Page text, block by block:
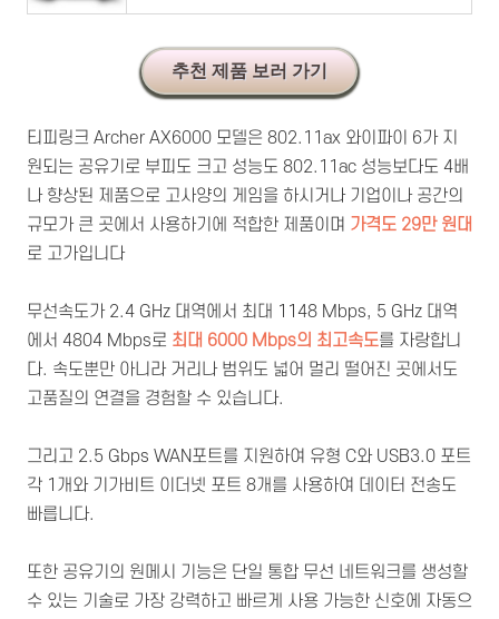
추천 제품 보러 가기
티피링크 Archer AX6000 모델은 802.11ax 와이파이 6가 지
원되는 공유기로 부피도 크고 성능도 802.11ac 성능보다도 4배
나 향상된 제품으로 고사양의 게임을 하시거나 기업이나 공간의
규모가 큰 곳에서 사용하기에 적합한 제품이며 가격도 29만 원대
로 고가입니다
무선속도가 2.4 GHz 대역에서 최대 1148 Mbps, 5 GHz 대역
에서 4804 Mbps로 최대 6000 Mbps의 최고속도를 자랑합니
다. 속도뿐만 아니라 거리나 범위도 넓어 멀리 떨어진 곳에서도
고품질의 연결을 경험할 수 있습니다.
그리고 2.5 Gbps WAN포트를 지원하여 유형 C와 USB3.0 포트
각 1개와 기가비트 이더넷 포트 8개를 사용하여 데이터 전송도
빠릅니다.
또한 공유기의 원메시 기능은 단일 통합 무선 네트워크를 생성할
수 있는 기술로 가장 강력하고 빠르게 사용 가능한 신호에 자동으